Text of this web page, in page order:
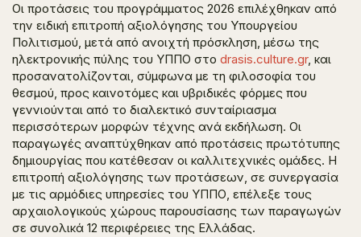
Οι προτάσεις του προγράμματος 2026 επιλέχθηκαν από
την ειδική επιτροπή αξιολόγησης του Υπουργείου
Πολιτισμού, μετά από ανοιχτή πρόσκληση, μέσω της
ηλεκτρονικής πύλης του ΥΠΠΟ στο drasis.culture.gr, και
προσανατολίζονται, σύμφωνα με τη φιλοσοφία του
θεσμού, προς καινοτόμες και υβριδικές φόρμες που
γεννιούνται από το διαλεκτικό συνταίριασμα
περισσότερων μορφών τέχνης ανά εκδήλωση. Oι
παραγωγές αναπτύχθηκαν από προτάσεις πρωτότυπης
δημιουργίας που κατέθεσαν οι καλλιτεχνικές ομάδες. Η
επιτροπή αξιολόγησης των προτάσεων, σε συνεργασία
με τις αρμόδιες υπηρεσίες του ΥΠΠΟ, επέλεξε τους
αρχαιολογικούς χώρους παρουσίασης των παραγωγών
σε συνολικά 12 περιφέρειες της Ελλάδας.